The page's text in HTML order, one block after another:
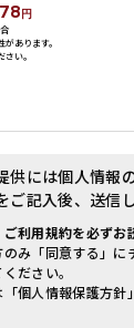
円
あります。
い。
供には個人情報
ご記入後、送信
利用規約を必ずお
み「同意する」に
ださい。
個人情報保護方針